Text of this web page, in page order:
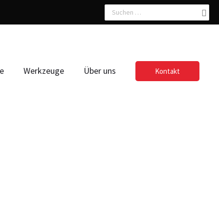
Search
for:
Werkzeuge Über uns Kontakt